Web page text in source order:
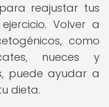
reajustar tus
Volver a
como
nueces y
puede ayudar a
dieta.